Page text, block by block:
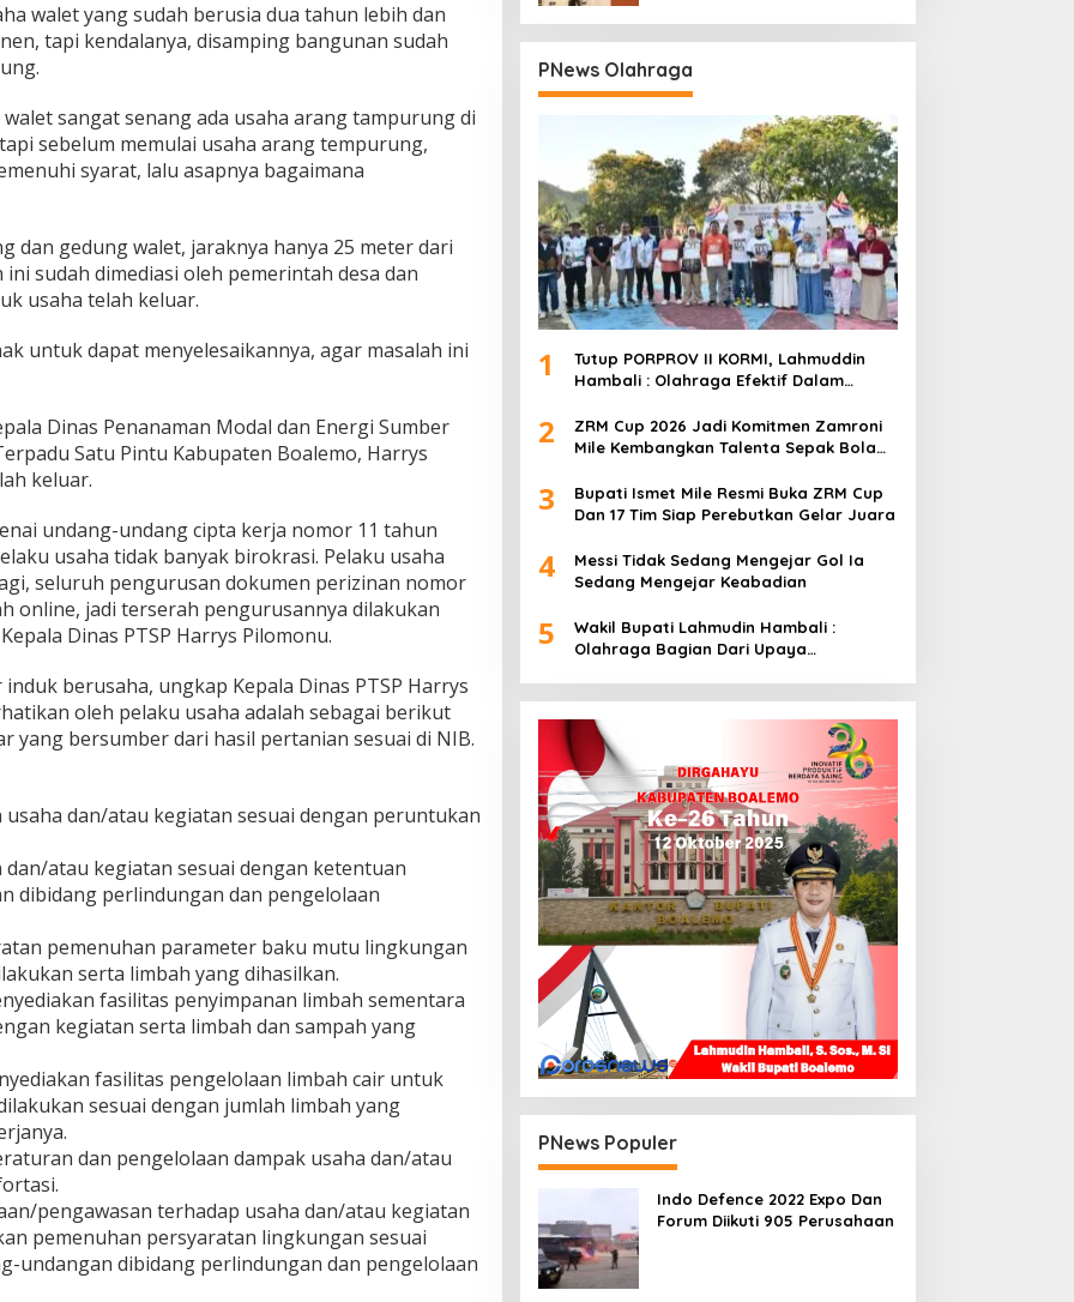
walet yang sudah berusia dua tahun lebih dan
tapi kendalanya, disamping bangunan sudah
sangat senang ada usaha arang tampurung di
sebelum memulai usaha arang tempurung,
syarat, lalu asapnya bagaimana
dan gedung walet, jaraknya hanya 25 meter dari
sudah dimediasi oleh pemerintah desa dan
usaha telah keluar.
untuk dapat menyelesaikannya, agar masalah ini
Dinas Penanaman Modal dan Energi Sumber
Satu Pintu Kabupaten Boalemo, Harrys
keluar.
undang-undang cipta kerja nomor 11 tahun
usaha tidak banyak birokrasi. Pelaku usaha
seluruh pengurusan dokumen perizinan nomor
online, jadi terserah pengurusannya dilakukan
Dinas PTSP Harrys Pilomonu.
berusaha, ungkap Kepala Dinas PTSP Harrys
oleh pelaku usaha adalah sebagai berikut
yang bersumber dari hasil pertanian sesuai di NIB.
usaha dan/atau kegiatan sesuai dengan peruntukan
dan/atau kegiatan sesuai dengan ketentuan
dibidang perlindungan dan pengelolaan
pemenuhan parameter baku mutu lingkungan
serta limbah yang dihasilkan.
fasilitas penyimpanan limbah sementara
kegiatan serta limbah dan sampah yang
fasilitas pengelolaan limbah cair untuk
sesuai dengan jumlah limbah yang
dan pengelolaan dampak usaha dan/atau
pengawasan terhadap usaha dan/atau kegiatan
pemenuhan persyaratan lingkungan sesuai
undangan dibidang perlindungan dan pengelolaan
PNews Olahraga
1
Tutup PORPROV II KORMI, Lahmuddin
Hambali : Olahraga Efektif Dalam
2
ZRM Cup 2026 Jadi Komitmen Zamroni
Mile Kembangkan Talenta Sepak Bola
3
Bupati Ismet Mile Resmi Buka ZRM Cup
Dan 17 Tim Siap Perebutkan Gelar Juara
4
Messi Tidak Sedang Mengejar Gol Ia
Sedang Mengejar Keabadian
5
Wakil Bupati Lahmudin Hambali :
Olahraga Bagian Dari Upaya
PNews Populer
Indo Defence 2022 Expo Dan
Forum Diikuti 905 Perusahaan